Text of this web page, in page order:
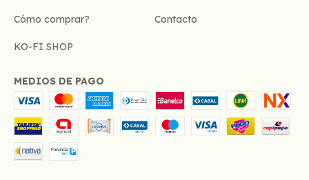
Cómo comprar? Contacto
KO-FI SHOP
MEDIOS DE PAGO